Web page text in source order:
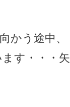
かう途中、
す・・・矢